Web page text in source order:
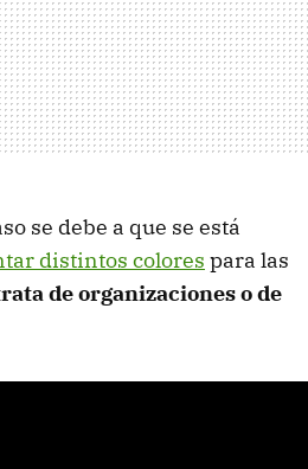
se debe a que se está
distintos colores para las
de organizaciones o de